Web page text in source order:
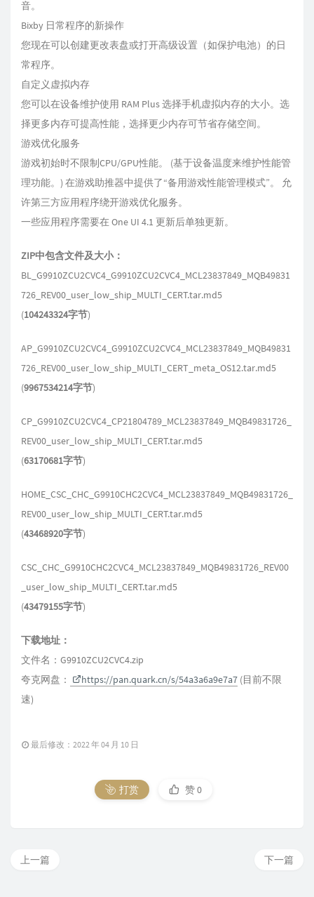
音。
Bixby 日常程序的新操作
您现在可以创建更改表盘或打开高级设置（如保护电池）的日
常程序。
自定义虚拟内存
您可以在设备维护使用 RAM Plus 选择手机虚拟内存的大小。选
择更多内存可提高性能，选择更少内存可节省存储空间。
游戏优化服务
游戏初始时不限制CPU/GPU性能。 (基于设备温度来维护性能管
理功能。) 在游戏助推器中提供了“备用游戏性能管理模式”。 允
许第三方应用程序绕开游戏优化服务。
一些应用程序需要在 One UI 4.1 更新后单独更新。
ZIP中包含文件及大小：
BL_G9910ZCU2CVC4_G9910ZCU2CVC4_MCL23837849_MQB49831
726_REV00_user_low_ship_MULTI_CERT.tar.md5
(104243324字节)
AP_G9910ZCU2CVC4_G9910ZCU2CVC4_MCL23837849_MQB49831
726_REV00_user_low_ship_MULTI_CERT_meta_OS12.tar.md5
(9967534214字节)
CP_G9910ZCU2CVC4_CP21804789_MCL23837849_MQB49831726_
REV00_user_low_ship_MULTI_CERT.tar.md5
(63170681字节)
HOME_CSC_CHC_G9910CHC2CVC4_MCL23837849_MQB49831726_
REV00_user_low_ship_MULTI_CERT.tar.md5
(43468920字节)
CSC_CHC_G9910CHC2CVC4_MCL23837849_MQB49831726_REV00
_user_low_ship_MULTI_CERT.tar.md5
(43479155字节)
下载地址：
文件名：G9910ZCU2CVC4.zip
夸克网盘：
https://pan.quark.cn/s/54a3a6a9e7a7 (目前不限
速)
最后修改：2022 年 04 月 10 日
打赏 赞0
下一篇
上一篇